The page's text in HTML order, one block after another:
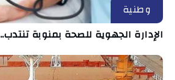
وطنية
الإدارة الجهوية للصحة بمنوبة تنتدب..